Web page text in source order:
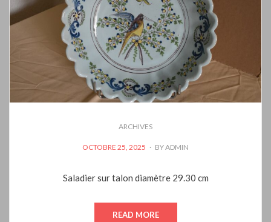
ARCHIVES
POSTED
OCTOBRE 25, 2025 BYADMIN
Saladier sur talon diamètre 29.30 cm
READ MORE